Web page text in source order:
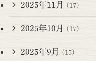
2025年11月 (17)
2025年10月 (17)
2025年9月 (15)